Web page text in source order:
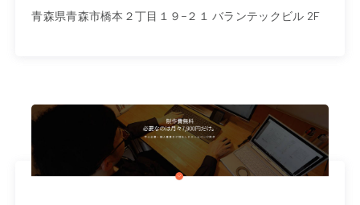
青森県青森市橋本２丁目１９−２１ バランテックビル 2F